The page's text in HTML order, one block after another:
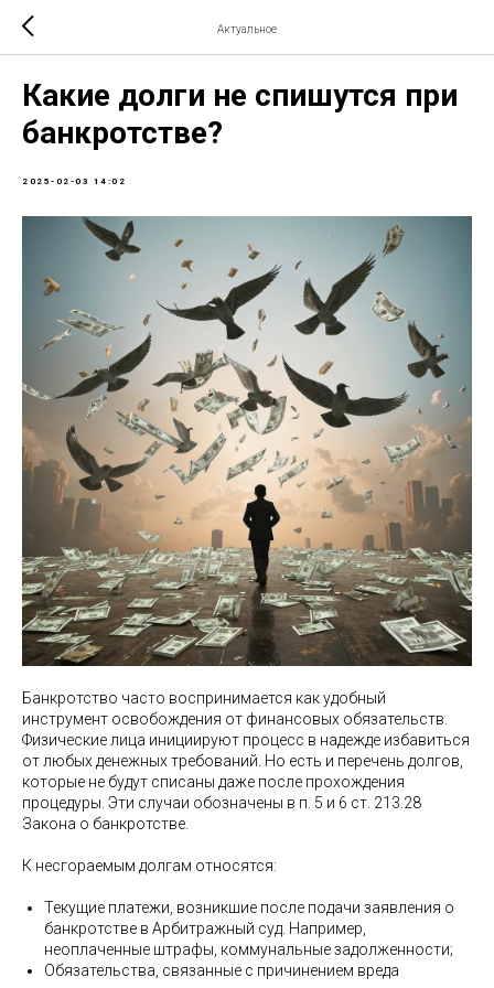
Актуальное
Какие долги не спишутся при
банкротстве?
2025-02-03 14:02
Банкротство часто воспринимается как удобный
инструмент освобождения от финансовых обязательств.
Физические лица инициируют процесс в надежде избавиться
от любых денежных требований. Но есть и перечень долгов,
которые не будут списаны даже после прохождения
процедуры. Эти случаи обозначены в п. 5 и 6 ст. 213.28
Закона о банкротстве.
К несгораемым долгам относятся:
Текущие платежи, возникшие после подачи заявления о
банкротстве в Арбитражный суд. Например,
неоплаченные штрафы, коммунальные задолженности;
Обязательства, связанные с причинением вреда